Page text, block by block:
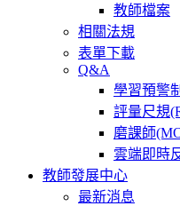
教師檔案
相關法規
表單下載
Q&A
學習預警
評量尺規
磨課師
雲端即時
教師發展中心
最新消息